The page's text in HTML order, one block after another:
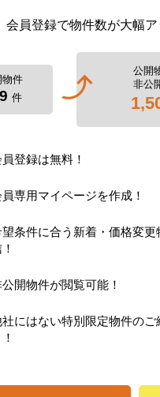
会員登録で物件数が大幅ア
物件
件
公開
非公
登録は無料！
専用マイページを作成！
望条件に合う新着・価格変
開物件が閲覧可能！
社にはない特別限定物件のご